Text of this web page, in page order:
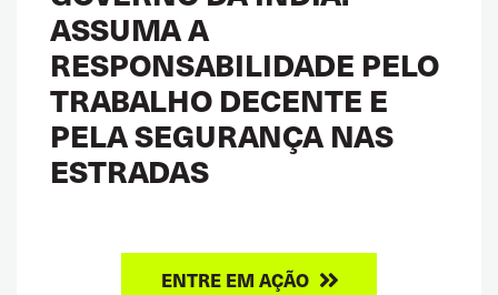
ASSUMA A
RESPONSABILIDADE PELO
TRABALHO DECENTE E
PELA SEGURANÇA NAS
ESTRADAS
ENTRE EM AÇÃO